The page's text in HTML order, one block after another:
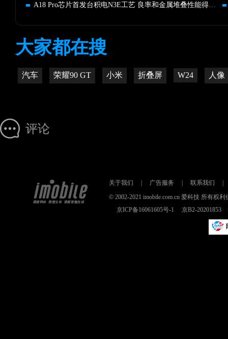
A18 Pro芯片首发台积电N3E工艺 良率和金属堆叠性能得到大提升
大家都在搜
汽车 荣耀90 GT 小米 折叠屏 W24 人像
评论
关于我们 广告服务 联系我们
© 2002-2021 imobile.com.cn 爱科技 所有权
京ICP备16061605号-1
京B2-20201853